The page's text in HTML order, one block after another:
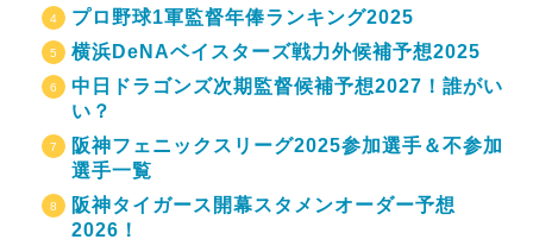
プロ野球1軍監督年俸ランキング2025
横浜DeNAベイスターズ戦力外候補予想2025
中日ドラゴンズ次期監督候補予想2027！誰がい
い？
阪神フェニックスリーグ2025参加選手＆不参加
選手一覧
阪神タイガース開幕スタメンオーダー予想
2026！